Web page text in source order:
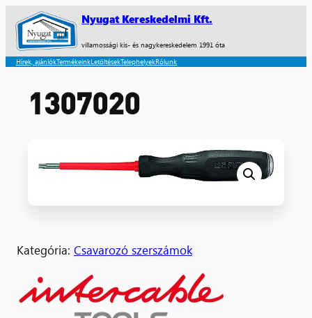
Nyugat Kereskedelmi Kft.
villamossági kis- és nagykereskedelem 1991 óta
Hírek, ajánlókTermékeinkLetöltésekTelephelyekRólunk
1307020
Kategória: Csavarozó szerszámok